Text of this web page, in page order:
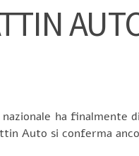
ha finalmente
Auto si conferma